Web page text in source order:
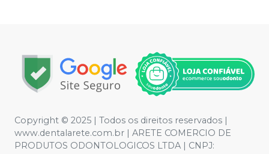
Copyright © 2025 | Todos os direitos reservados |
www.dentalarete.com.br | ARETE COMERCIO DE
PRODUTOS ODONTOLOGICOS LTDA | CNPJ: